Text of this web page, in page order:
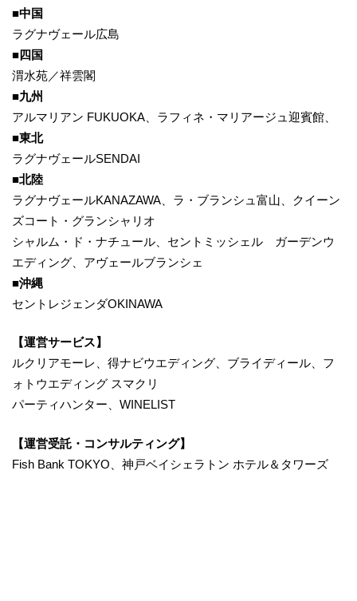
■中国
ラグナヴェール広島
■四国
渭水苑／祥雲閣
■九州
アルマリアン FUKUOKA、ラフィネ・マリアージュ迎賓館、
■東北
ラグナヴェールSENDAI
■北陸
ラグナヴェールKANAZAWA、ラ・ブランシュ富山、クイーン
ズコート・グランシャリオ
シャルム・ド・ナチュール、セントミッシェル ガーデンウ
エディング、アヴェールブランシェ
■沖縄
セントレジェンダOKINAWA
【運営サービス】
ルクリアモーレ、得ナビウエディング、ブライディール、フ
ォトウエディング スマクリ
パーティハンター、WINELIST
【運営受託・コンサルティング】
Fish Bank TOKYO、神戸ベイシェラトン ホテル＆タワーズ